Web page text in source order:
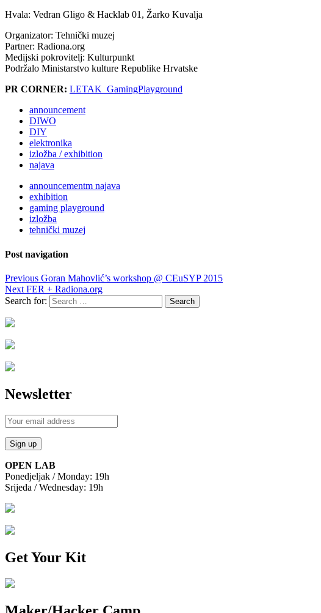
Hvala: Vedran Gligo & Hacklab 01, Žarko Kuvalja
Organizator: Tehnički muzej
Partner: Radiona.org
Medijski pokrovitelj: Kulturpunkt
Podržalo Ministarstvo kulture Republike Hrvatske
PR CORNER: LETAK_GamingPlayground
announcement
DIWO
DIY
elektronika
izložba / exhibition
najava
announcementm najava
exhibition
gaming playground
izložba
tehnički muzej
Post navigation
Previous Goran Mahovlić’s workshop @ CEuSYP 2015
Next FER + Radiona.org
Search for:
Newsletter
OPEN LAB
Ponedjeljak / Monday: 19h
Srijeda / Wednesday: 19h
Get Your Kit